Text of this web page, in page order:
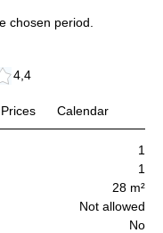
chosen period.
4,4
Prices Calendar
1
1
28 m²
Not allowed
No